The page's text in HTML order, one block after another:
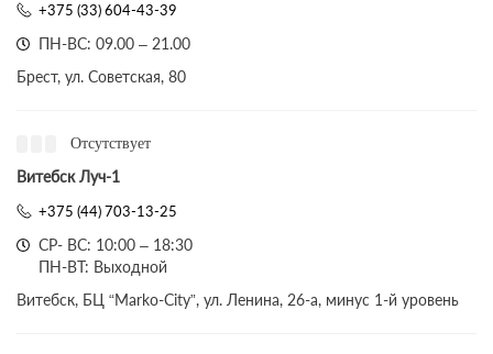
+375 (33) 604-43-39
ПН-ВС: 09.00 – 21.00
Брест, ул. Советская, 80
Отсутствует
Витебск Луч-1
+375 (44) 703-13-25
СР- ВС: 10:00 – 18:30
ПН-ВТ: Выходной
Витебск, БЦ “Marko-City”, ул. Ленина, 26-а, минус 1-й уровень